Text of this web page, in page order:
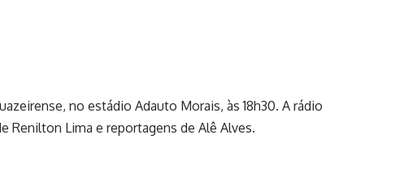
no estádio Adauto Morais, às 18h30. A rádio
Renilton Lima e reportagens de Alê Alves.